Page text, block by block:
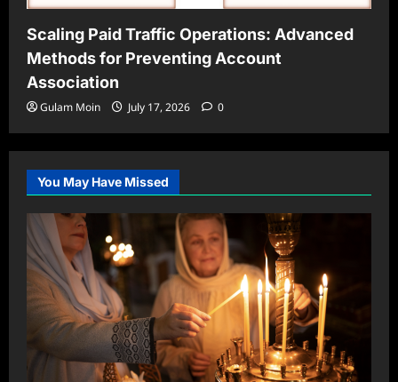
Scaling Paid Traffic Operations: Advanced
Methods for Preventing Account
Association
Gulam Moin July 17, 2026 0
You May Have Missed